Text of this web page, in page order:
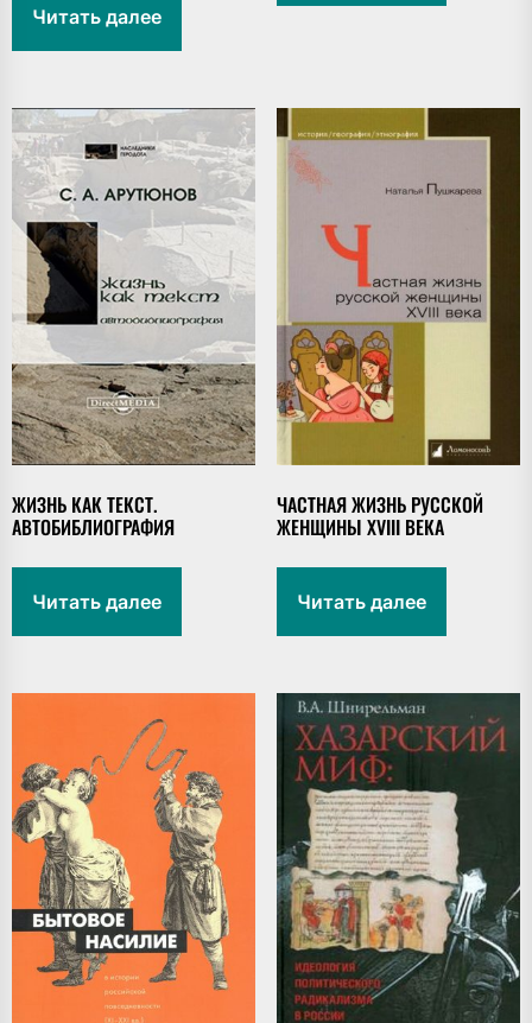
Читать далее
ЖИЗНЬ КАК ТЕКСТ.
АВТОБИБЛИОГРАФИЯ
Читать далее
ЧАСТНАЯ ЖИЗНЬ РУССКОЙ
ЖЕНЩИНЫ XVIII ВЕКА
Читать далее